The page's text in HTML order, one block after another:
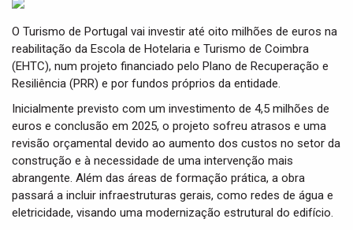
O Turismo de Portugal vai investir até oito milhões de euros na
reabilitação da Escola de Hotelaria e Turismo de Coimbra
(EHTC), num projeto financiado pelo Plano de Recuperação e
Resiliência (PRR) e por fundos próprios da entidade.
Inicialmente previsto com um investimento de 4,5 milhões de
euros e conclusão em 2025, o projeto sofreu atrasos e uma
revisão orçamental devido ao aumento dos custos no setor da
construção e à necessidade de uma intervenção mais
abrangente. Além das áreas de formação prática, a obra
passará a incluir infraestruturas gerais, como redes de água e
eletricidade, visando uma modernização estrutural do edifício.